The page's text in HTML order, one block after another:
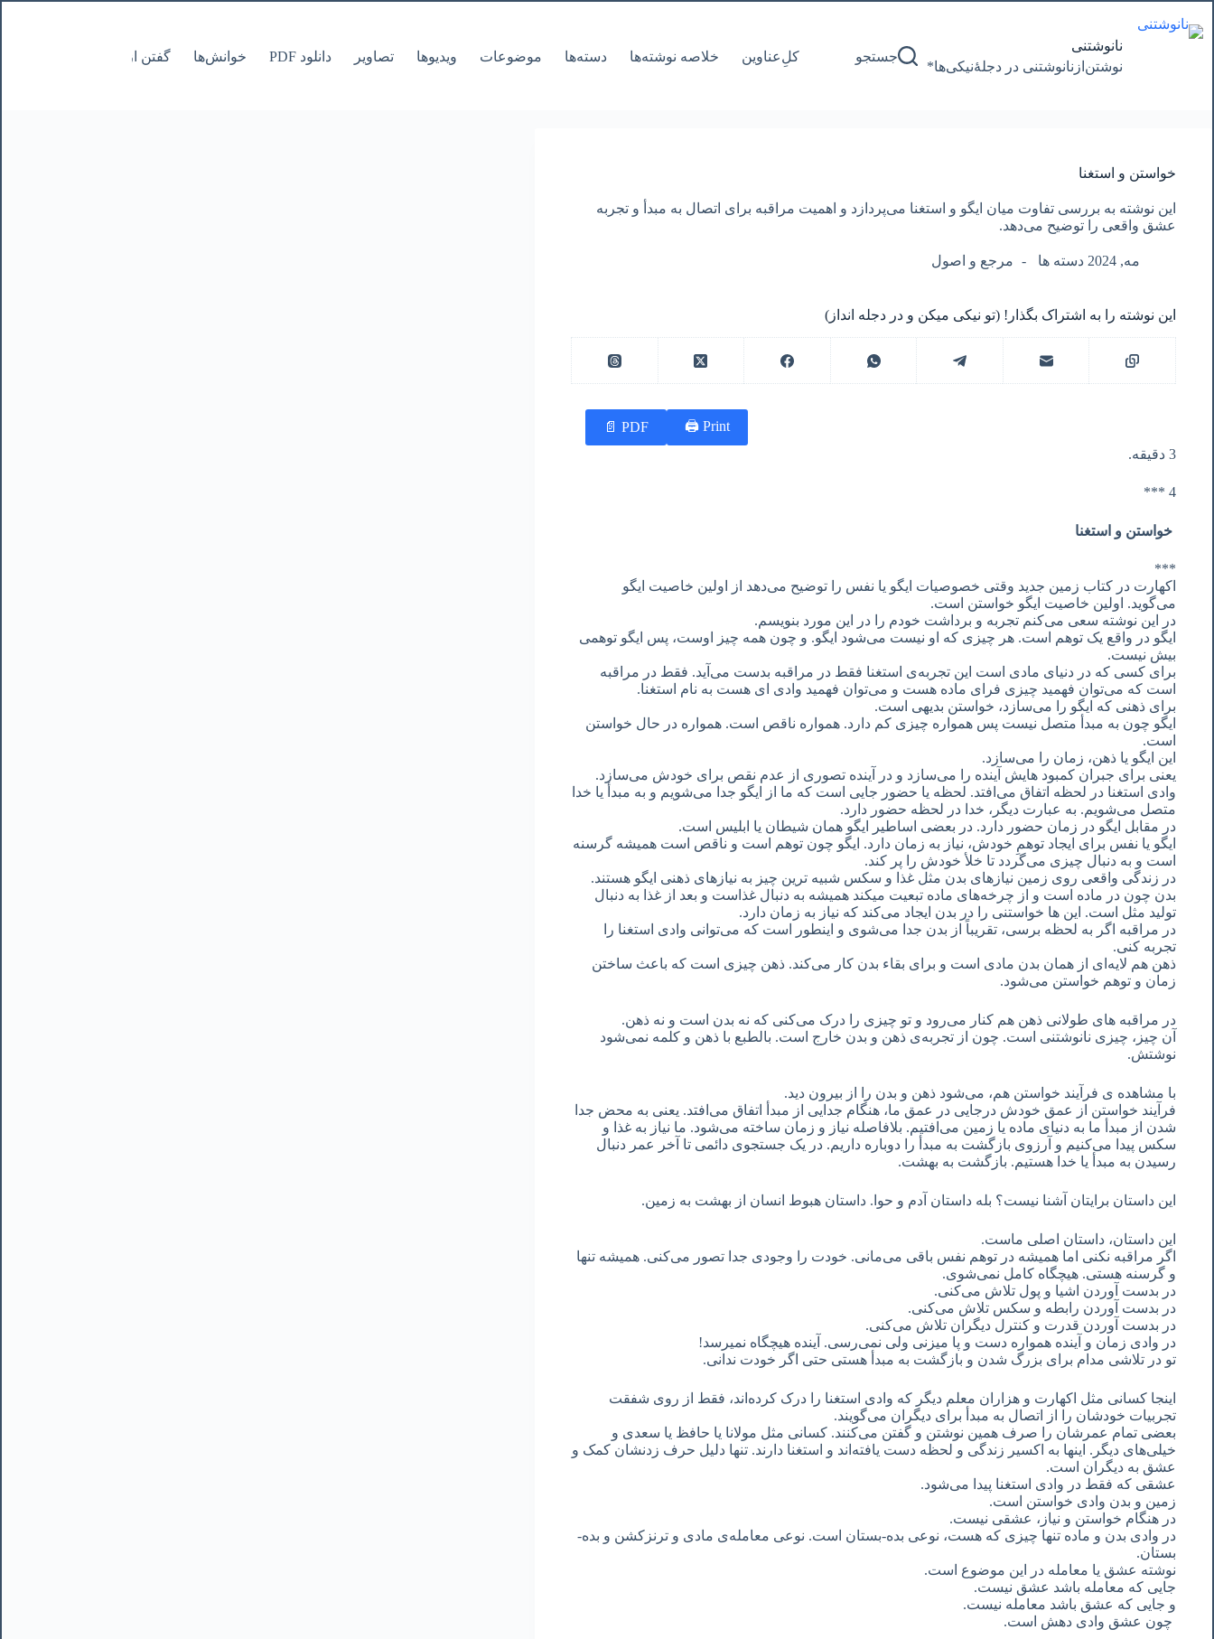
به
محتوا
نانوشتنی
نوشتن‌از‌نانوشتنی‌ در‌ دجلۀنیکی‌ها*
جستجو کل‌ِعناوین خلاصه نوشته‌ها دسته‌ها موضوعات ویدیوها تصاویر دانلود PDF خوانش‌ها گفتن از نانوشتنی
خواستن و استغنا
این نوشته به بررسی تفاوت میان ایگو و استغنا می‌پردازد و اهمیت مراقبه برای اتصال به مبدأ و تجربه
عشق واقعی را توضیح می‌دهد.
مه, 2024 دسته ها مرجع و اصول
این نوشته را به اشتراک بگذار! (تو نیکی میکن و در دجله انداز)
Print 🖨
PDF 📄
3 دقیقه.
4 ***
خواستن و استغنا
***
اکهارت در کتاب زمین جدید وقتی خصوصیات ایگو یا نفس را توضیح می‌دهد از اولین خاصیت ایگو
می‌گوید. اولین خاصیت ایگو خواستن است.
در این نوشته سعی می‌کنم تجربه و برداشت خودم را در این مورد بنویسم.
ایگو در واقع یک توهم است. هر چیزی که او نیست می‌شود ایگو. و چون همه چیز اوست، پس ایگو توهمی
بیش نیست.
برای کسی که در دنیای مادی است این تجربه‌ی استغنا فقط در مراقبه بدست می‌آید. فقط در مراقبه
است که می‌توان فهمید چیزی فرای ماده هست و می‌توان فهمید وادی ای هست به نام استغنا.
برای ذهنی که ایگو را می‌سازد، خواستن بدیهی است.
ایگو چون به مبدأ متصل نیست پس همواره چیزی کم دارد. همواره ناقص است. همواره در حال خواستن
است.
این ایگو یا ذهن، زمان را می‌سازد.
یعنی برای جبران کمبود هایش آینده را می‌سازد و در آینده تصوری از عدم نقص برای خودش می‌سازد.
وادی استغنا در لحظه اتفاق می‌افتد. لحظه یا حضور جایی است که ما از ایگو جدا می‌شویم و به مبدأ یا خدا
متصل می‌شویم. به عبارت دیگر، خدا در لحظه حضور دارد.
در مقابل ایگو در زمان حضور دارد. در بعضی اساطیر ایگو همان شیطان یا ابلیس است.
ایگو یا نفس برای ایجاد توهمِ خودش، نیاز به زمان دارد. ایگو چون توهم است و ناقص است همیشه گرسنه
است و به دنبال چیزی می‌گردد تا خلأ خودش را پر کند.
در زندگی واقعی روی زمین نیازهای بدن مثل غذا و سکس شبیه ترین چیز به نیازهای ذهنی ایگو هستند.
بدن چون در ماده است و از چرخه‌های ماده تبعیت میکند همیشه به دنبال غذاست و بعد از غذا به دنبال
تولید مثل است. این ها خواستنی را در بدن ایجاد می‌کند که نیاز به زمان دارد.
در مراقبه اگر به لحظه برسی، تقریباً از بدن جدا می‌شوی و اینطور است که می‌توانی وادی استغنا را
تجربه کنی.
ذهن هم لایه‌ای از همان بدن مادی است و برای بقاء بدن کار می‌کند. ذهن چیزی است که باعث ساختن
زمان و توهم خواستن می‌شود.
در مراقبه های طولانی ذهن هم کنار می‌رود و تو چیزی را درک می‌کنی که نه بدن است و نه ذهن.
آن چیز، چیزی نانوشتنی است. چون از تجربه‌ی ذهن و بدن خارج است. بالطبع با ذهن و کلمه نمی‌شود
نوشتش.
با مشاهده ی فرآیند خواستن هم، می‌شود ذهن و بدن را از بیرون دید.
فرآیند خواستن از عمق خودش درجایی در عمق ما، هنگام جدایی از مبدأ اتفاق می‌افتد. یعنی به محض جدا
شدن از مبدأ ما به دنیای ماده یا زمین می‌افتیم. بلافاصله نیاز و زمان ساخته می‌شود. ما نیاز به غذا و
سکس پیدا می‌کنیم و آرزوی بازگشت به مبدأ را دوباره داریم. در یک جستجوی دائمی تا آخر عمر دنبال
رسیدن به مبدأ یا خدا هستیم. بازگشت به بهشت.
این داستان برایتان آشنا نیست؟ بله داستان آدم و حوا. داستان هبوط انسان از بهشت به زمین.
این داستان، داستان اصلی ماست.
اگر مراقبه نکنی اما همیشه در توهم نفس باقی می‌مانی. خودت را وجودی جدا تصور می‌کنی. همیشه تنها
و گرسنه هستی. هیچگاه کامل نمی‌شوی.
در بدست آوردن اشیا و پول تلاش می‌کنی.
در بدست آوردن رابطه و سکس تلاش می‌کنی.
در بدست آوردن قدرت و کنترل دیگران تلاش می‌کنی.
در وادی زمان و آینده همواره دست و پا میزنی ولی نمی‌رسی. آینده هیچگاه نمیرسد!
تو در تلاشی مدام برای بزرگ شدن و بازگشت به مبدأ هستی حتی اگر خودت ندانی.
اینجا کسانی مثل اکهارت و هزاران معلم دیگر که وادی استغنا را درک کرده‌اند، فقط از روی شفقت
تجربیات خودشان را از اتصال به مبدأ برای دیگران می‌گویند.
بعضی تمام عمرشان را صرف همین نوشتن و گفتن می‌کنند. کسانی مثل مولانا یا حافظ یا سعدی و
خیلی‌های دیگر. اینها به اکسیر زندگی و لحظه دست یافته‌اند و استغنا دارند. تنها دلیل حرف زدنشان کمک و
عشق به دیگران است.
عشقی که فقط در وادی استغنا پیدا می‌شود.
زمین و بدن وادی خواستن است.
در هنگام خواستن و نیاز، عشقی نیست.
در وادی بدن و ماده تنها چیزی که هست، نوعی بده-بستان است. نوعی معامله‌ی مادی و ترنزکشن و بده-
بستان.
نوشته عشق یا معامله در این موضوع است.
جایی که معامله باشد عشق نیست.
و جایی که عشق باشد معامله نیست.
چون عشق وادی دهش است.